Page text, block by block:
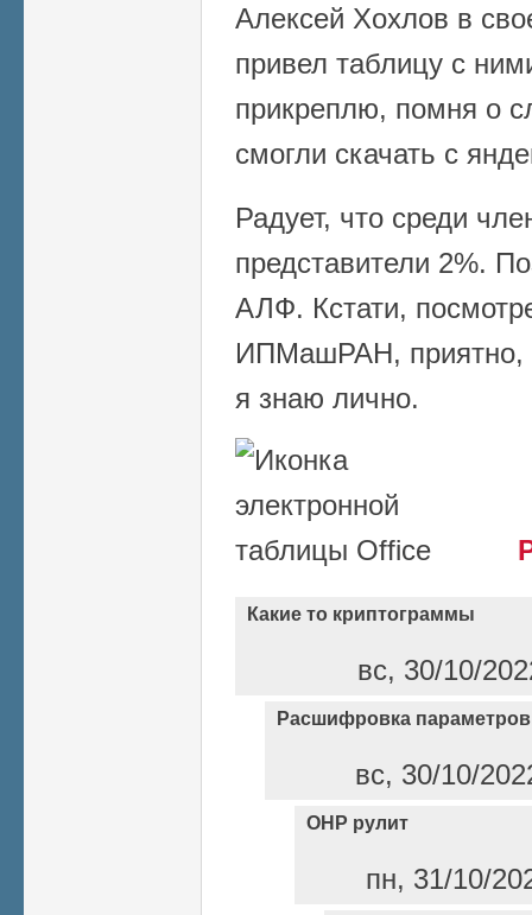
Алексей Хохлов в
привел таблицу с
прикреплю, помня о
смогли скачать с
Радует, что среди
представители 2%.
АЛФ. Кстати,
ИПМашРАН, приятно,
я знаю лично.
Какие то криптограммы
вс, 30/10/
Расшифровка параметров
вс, 30/10/
ОНР рулит
пн, 31/10/